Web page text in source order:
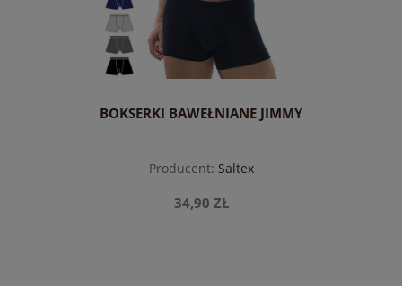
BOKSERKI BAWEŁNIANE JIMMY
Producent: Saltex
34,90 ZŁ